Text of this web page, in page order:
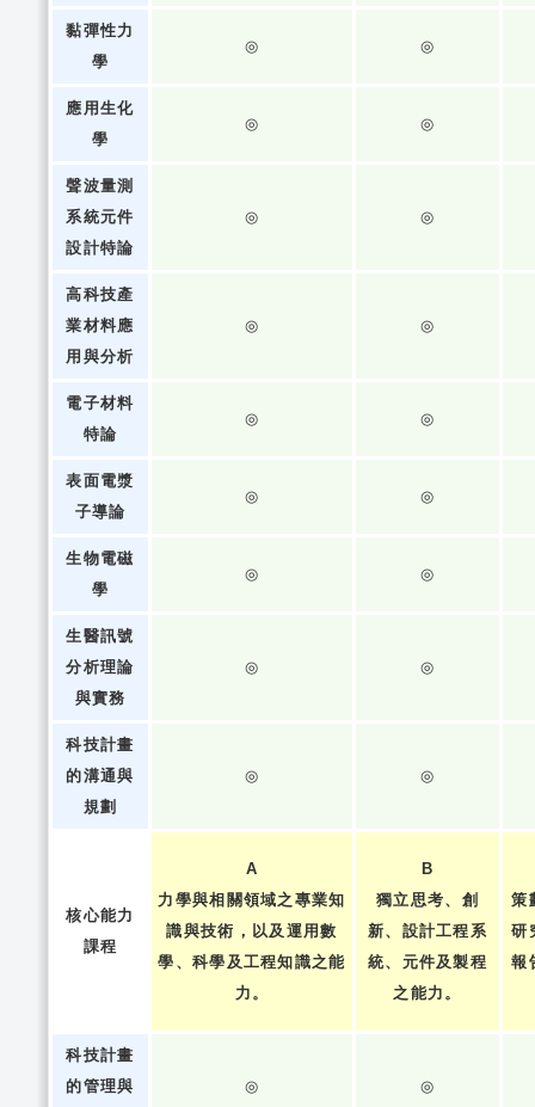
黏彈性力
學
◎ ◎
應用生化
學
◎ ◎
聲波量測
系統元件
設計特論
◎ ◎
高科技產
業材料應
用與分析
◎ ◎
電子材料
特論
◎ ◎
表面電漿
子導論
◎ ◎
生物電磁
學
◎ ◎
生醫訊號
分析理論
與實務
◎ ◎
科技計畫
的溝通與
規劃
◎ ◎
核心能力
課程
A
力學與相關領域之專業知
識與技術，以及運用數
學、科學及工程知識之能
力。
B
獨立思考、創
新、設計工程系
統、元件及製程
之能力。
策
研
報
科技計畫
的管理與
◎ ◎